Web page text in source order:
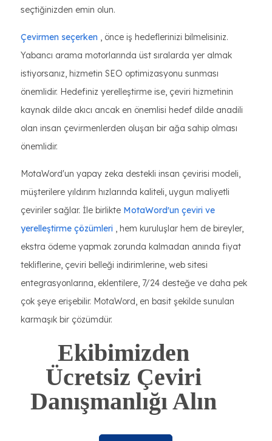
seçtiğinizden emin olun.
Çevirmen seçerken , önce iş hedeflerinizi bilmelisiniz.
Yabancı arama motorlarında üst sıralarda yer almak
istiyorsanız, hizmetin SEO optimizasyonu sunması
önemlidir. Hedefiniz yerelleştirme ise, çeviri hizmetinin
kaynak dilde akıcı ancak en önemlisi hedef dilde anadili
olan insan çevirmenlerden oluşan bir ağa sahip olması
önemlidir.
MotaWord'un yapay zeka destekli insan çevirisi modeli,
müşterilere yıldırım hızlarında kaliteli, uygun maliyetli
çeviriler sağlar. İle birlikte MotaWord'un çeviri ve
yerelleştirme çözümleri , hem kuruluşlar hem de bireyler,
ekstra ödeme yapmak zorunda kalmadan anında fiyat
tekliflerine, çeviri belleği indirimlerine, web sitesi
entegrasyonlarına, eklentilere, 7/24 desteğe ve daha pek
çok şeye erişebilir. MotaWord, en basit şekilde sunulan
karmaşık bir çözümdür.
Ekibimizden
Ücretsiz Çeviri
Danışmanlığı Alın